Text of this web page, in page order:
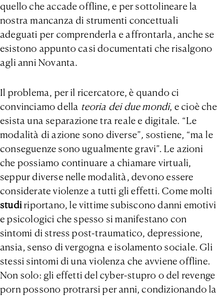
quello che accade offline, e per sottolineare la
nostra mancanza di strumenti concettuali
adeguati per comprenderla e affrontarla, anche se
esistono appunto casi documentati che risalgono
agli anni Novanta.
Il problema, per il ricercatore, è quando ci
convinciamo della teoria dei due mondi, e cioè che
esista una separazione tra reale e digitale. “Le
modalità di azione sono diverse”, sostiene, “ma le
conseguenze sono ugualmente gravi”. Le azioni
che possiamo continuare a chiamare virtuali,
seppur diverse nelle modalità, devono essere
considerate violenze a tutti gli effetti. Come molti
studiriportano, le vittime subiscono danni emotivi
e psicologici che spesso si manifestano con
sintomi di stress post-traumatico, depressione,
ansia, senso di vergogna e isolamento sociale. Gli
stessi sintomi di una violenza che avviene offline.
Non solo: gli effetti del cyber-stupro o del revenge
porn possono protrarsi per anni, condizionando la